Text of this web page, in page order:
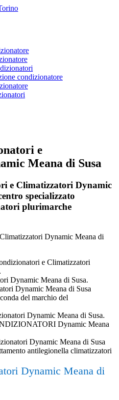
condizionatore
e
Meana di Susa
e Climatizzatori Dynamic
specializzato
plurimarche
e Climatizzatori
Dynamic Meana di Susa.
Dynamic Meana di Susa
del marchio del
Dynamic Meana di Susa.
Dynamic Meana
Dynamic Meana di Susa
antilegionella climatizzatori
Dynamic Meana di